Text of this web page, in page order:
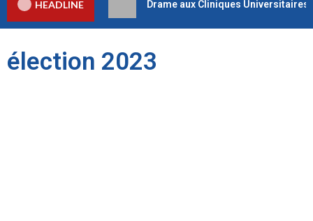
HEADLINE Drame aux Cliniques
élection 2023